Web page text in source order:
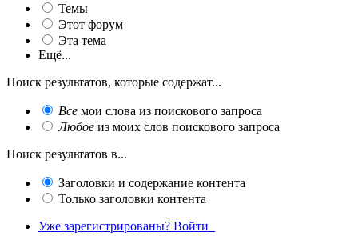
Темы
Этот форум
Эта тема
Ещё...
Поиск результатов, которые содержат...
Все мои слова из поискового запроса
Любое из моих слов поискового запроса
Поиск результатов в...
Заголовки и содержание контента
Только заголовки контента
Уже зарегистрированы? Войти